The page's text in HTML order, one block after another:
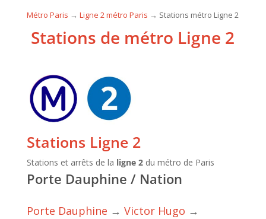
Métro Paris → Ligne 2 métro Paris → Stations métro Ligne 2
Stations de métro Ligne 2
Stations Ligne 2
Stations et arrêts de la ligne 2du métro de Paris
Porte Dauphine / Nation
Porte Dauphine → Victor Hugo →